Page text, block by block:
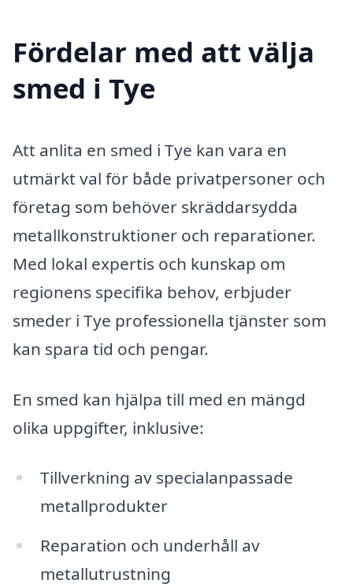
Fördelar med att välja
smed i Tye
Att anlita en smed i Tye kan vara en
utmärkt val för både privatpersoner och
företag som behöver skräddarsydda
metallkonstruktioner och reparationer.
Med lokal expertis och kunskap om
regionens specifika behov, erbjuder
smeder i Tye professionella tjänster som
kan spara tid och pengar.
En smed kan hjälpa till med en mängd
olika uppgifter, inklusive:
Tillverkning av specialanpassade
metallprodukter
Reparation och underhåll av
metallutrustning